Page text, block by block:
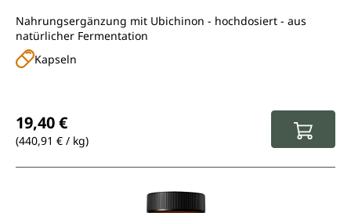
Nahrungsergänzung mit Ubichinon - hochdosiert - aus
natürlicher Fermentation
Kapseln
19,40 €
(440,91 € / kg)